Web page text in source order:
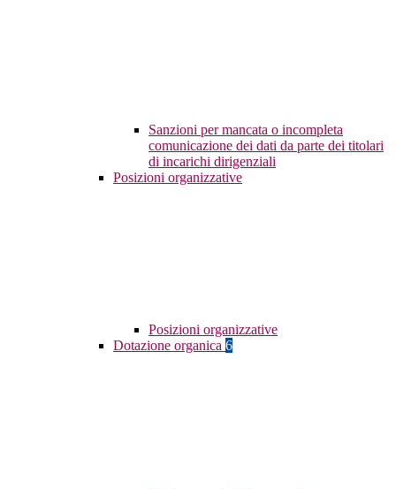
Sanzioni per mancata o incompleta
comunicazione dei dati da parte dei titolari
di incarichi dirigenziali
Posizioni organizzative
Posizioni organizzative
Dotazione organica 6